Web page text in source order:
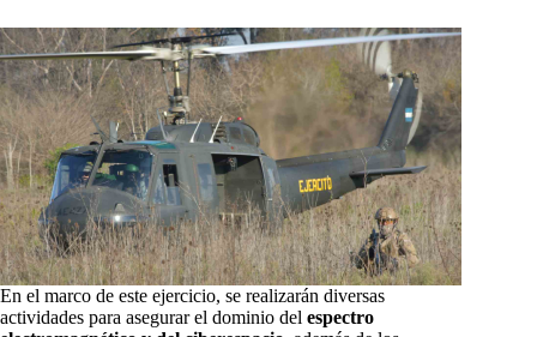
En el marco de este ejercicio, se realizarán diversas
actividades para asegurar el dominio del espectro